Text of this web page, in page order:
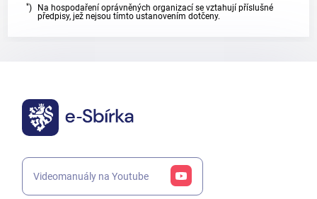
*)
Na hospodaření oprávněných organizací se vztahují příslušné
předpisy, jež nejsou tímto ustanovením dotčeny.
Videomanuály na Youtube